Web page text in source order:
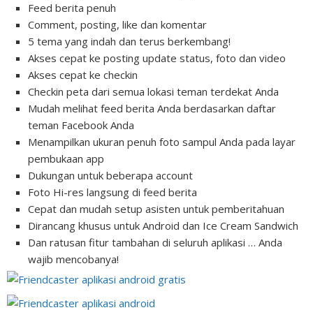
Feed berita penuh
Comment, posting, like dan komentar
5 tema yang indah dan terus berkembang!
Akses cepat ke posting update status, foto dan video
Akses cepat ke checkin
Checkin peta dari semua lokasi teman terdekat Anda
Mudah melihat feed berita Anda berdasarkan daftar
teman Facebook Anda
Menampilkan ukuran penuh foto sampul Anda pada layar
pembukaan app
Dukungan untuk beberapa account
Foto Hi-res langsung di feed berita
Cepat dan mudah setup asisten untuk pemberitahuan
Dirancang khusus untuk Android dan Ice Cream Sandwich
Dan ratusan fitur tambahan di seluruh aplikasi … Anda
wajib mencobanya!